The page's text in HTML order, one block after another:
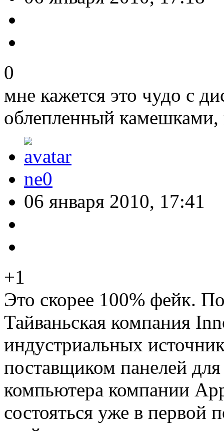
0
мне кажется это чудо с
облепленный камешками,
ne0
06 января 2010, 17:41
+1
Это скорее 100% фейк.
Тайваньская компания
индустриальных
поставщиком панелей
компьютера компании
состояться уже в первой